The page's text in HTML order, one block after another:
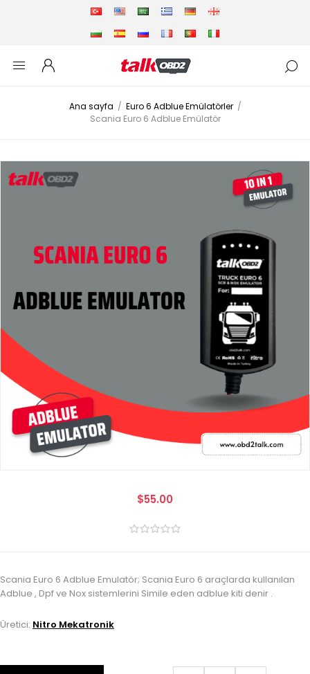
Ana sayfa / Euro 6 Adblue Emülatörler /
Scania Euro 6 Adblue Emülatör
$55.00
Scania Euro 6 Adblue Emulatör; Scania Euro 6 araçlarda kullanılan
Adblue , Dpf ve Nox sistemlerini Simile eden adblue kiti denir .
Üretici: Nitro Mekatronik